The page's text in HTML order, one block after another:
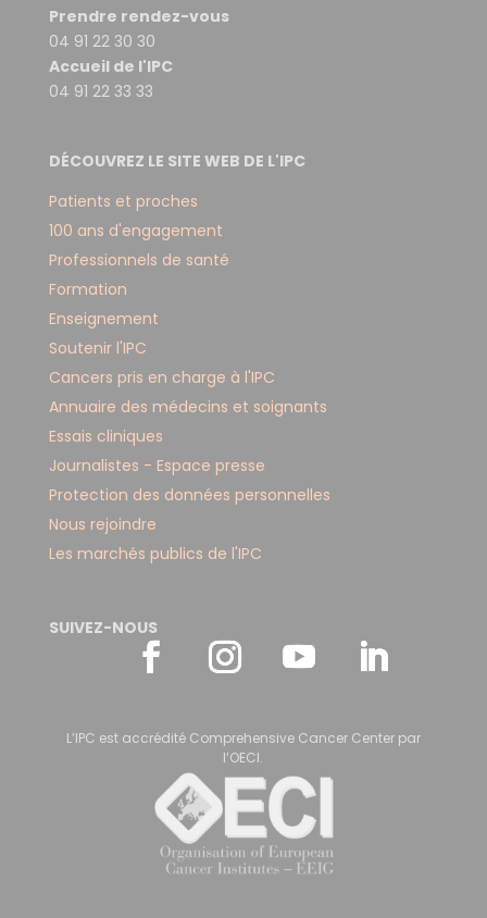
Prendre rendez-vous
04 91 22 30 30
Accueil de l'IPC
04 91 22 33 33
DÉCOUVREZ LE SITE WEB DE L'IPC
Patients et proches
100 ans d'engagement
Professionnels de santé
Formation
Enseignement
Soutenir l'IPC
Cancers pris en charge à l'IPC
Annuaire des médecins et soignants
Essais cliniques
Journalistes - Espace presse
Protection des données personnelles
Nous rejoindre
Les marchés publics de l'IPC
SUIVEZ-NOUS
L’IPC est accrédité Comprehensive Cancer Center par
l’OECI.